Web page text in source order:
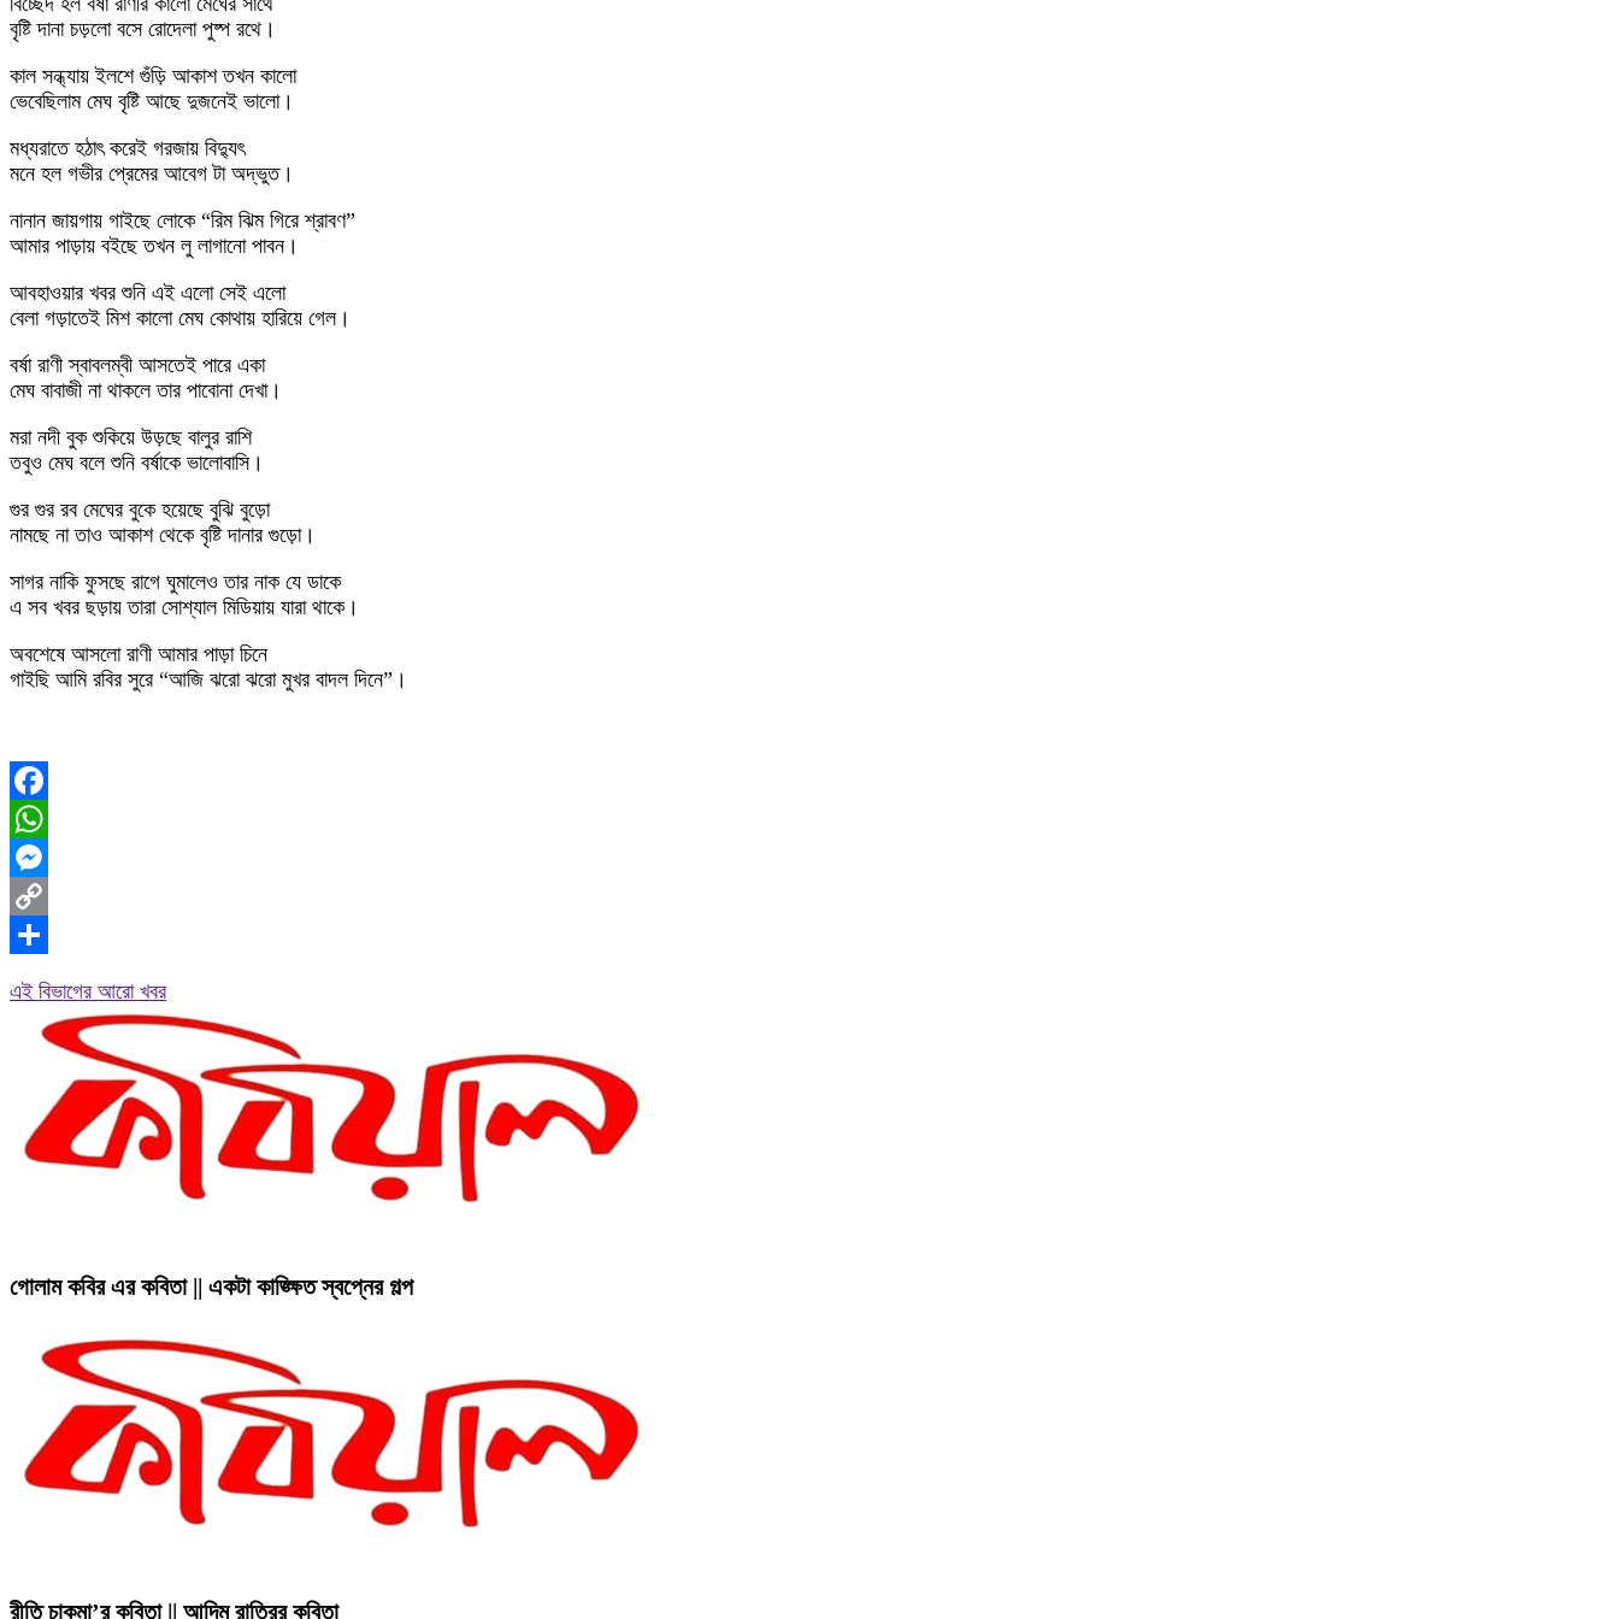
বৃষ্টি দানা চড়লো বসে রোদেলা পুষ্প রথে।
কাল সন্ধ্যায় ইলশে গুঁড়ি আকাশ তখন কালো
ভেবেছিলাম মেঘ বৃষ্টি আছে দুজনেই ভালো।
মধ্যরাতে হঠাৎ করেই গরজায় বিদ্যুৎ
মনে হল গভীর প্রেমের আবেগ টা অদ্ভুত।
নানান জায়গায় গাইছে লোকে “রিম ঝিম গিরে শ্রাবণ”
আমার পাড়ায় বইছে তখন লু লাগানো পাবন।
আবহাওয়ার খবর শুনি এই এলো সেই এলো
বেলা গড়াতেই মিশ কালো মেঘ কোথায় হারিয়ে গেল।
বর্ষা রাণী স্বাবলম্বী আসতেই পারে একা
মেঘ বাবাজী না থাকলে তার পাবোনা দেখা।
মরা নদী বুক শুকিয়ে উড়ছে বালুর রাশি
তবুও মেঘ বলে শুনি বর্ষাকে ভালোবাসি।
গুর গুর রব মেঘের বুকে হয়েছে বুঝি বুড়ো
নামছে না তাও আকাশ থেকে বৃষ্টি দানার গুড়ো।
সাগর নাকি ফুসছে রাগে ঘুমালেও তার নাক যে ডাকে
এ সব খবর ছড়ায় তারা সোশ্যাল মিডিয়ায় যারা থাকে।
অবশেষে আসলো রাণী আমার পাড়া চিনে
গাইছি আমি রবির সুরে “আজি ঝরো ঝরো মুখর বাদল দিনে”।
Facebook
WhatsApp
Messenger
Copy
এই বিভাগের আরো খবর
গোলাম কবির এর কবিতা || একটা কাঙ্ক্ষিত স্বপ্নের গল্প
রীতি চাকমা’র কবিতা || আদিম রাত্রির কবিতা